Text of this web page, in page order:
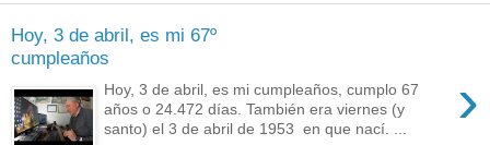
Hoy, 3 de abril, es mi 67º
cumpleaños
›
Hoy, 3 de abril, es mi cumpleaños, cumplo 67
años o 24.472 días. También era viernes (y
santo) el 3 de abril de 1953 en que nací. ...